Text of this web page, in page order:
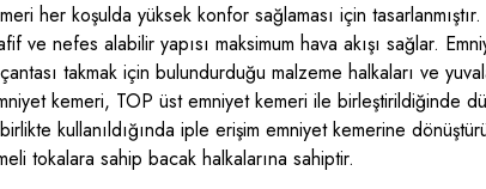
her koşulda yüksek konfor sağlaması için
ve nefes alabilir yapısı maksimum hava akışı sağlar.
takmak için bulundurduğu malzeme halkaları ve
kemeri, TOP üst emniyet kemeri ile birleştirildiğinde
kullanıldığında iple erişim emniyet kemerine
tokalara sahip bacak halkalarına sahiptir.